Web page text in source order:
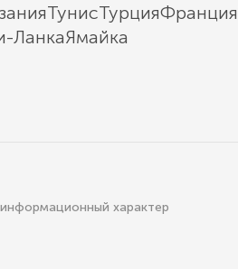
ТунисТурцияФранция
ЛанкаЯмайка
характер